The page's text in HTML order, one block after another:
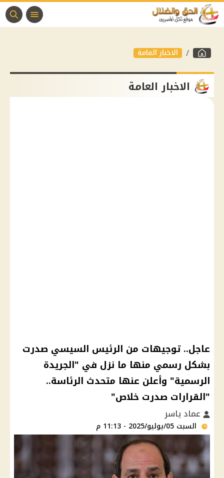
الاخبار العامة
الاخبار العامة
عاجل.. توجيهات من الرئيس السيسي صدرت
بشكل رسمي منها ما نزل في "الجريدة
الرسمية" وأعلن عنها متحدث الرئاسة..
"القرارات صدرت خلاص"
عماد ياسر
السبت 05/يوليو/2025 - 11:13 م